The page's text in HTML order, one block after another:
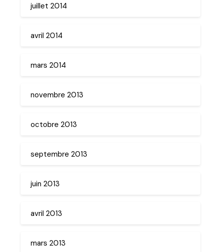
juillet 2014
avril 2014
mars 2014
novembre 2013
octobre 2013
septembre 2013
juin 2013
avril 2013
mars 2013